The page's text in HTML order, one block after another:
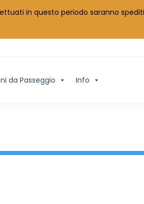
in questo periodo saranno
da Passeggio Info